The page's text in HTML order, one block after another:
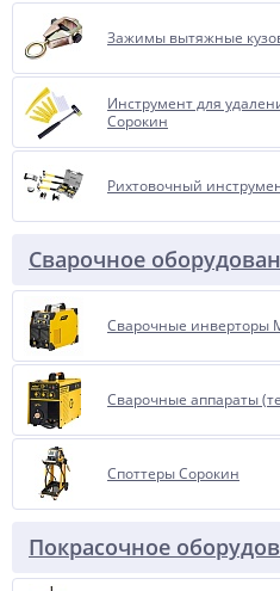
Зажимы вытяжные
Инструмент для
Сорокин
Рихтовочный
Сварочное
Сварочные инверторы
Сварочные аппараты
Споттеры Сорокин
Покрасочное